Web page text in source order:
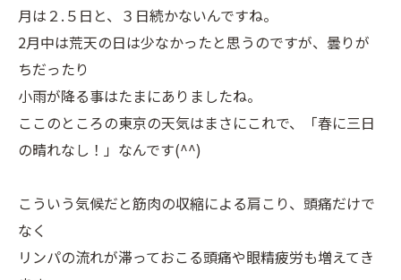
月は２.５日と、３日続かないんですね。
2月中は荒天の日は少なかったと思うのですが、曇りが
ちだったり
小雨が降る事はたまにありましたね。
ここのところの東京の天気はまさにこれで、「春に三日
の晴れなし！」なんです(^^)
こういう気候だと筋肉の収縮による肩こり、頭痛だけで
なく
リンパの流れが滞っておこる頭痛や眼精疲労も増えてき